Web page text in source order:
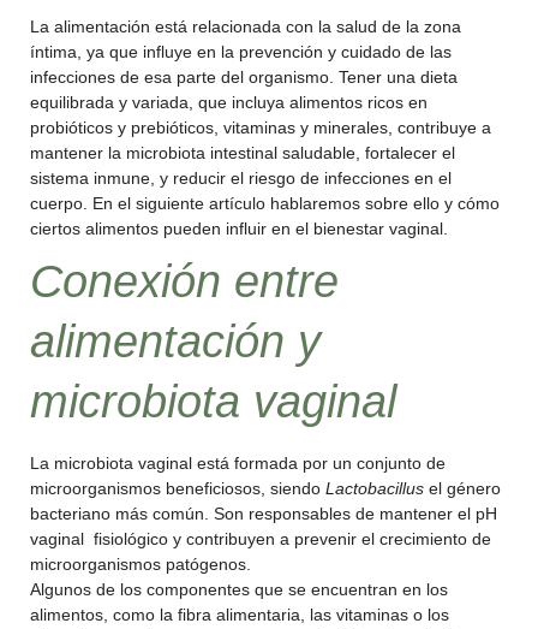
La alimentación está relacionada con la salud de la zona
íntima, ya que influye en la prevención y cuidado de las
infecciones de esa parte del organismo. Tener una dieta
equilibrada y variada, que incluya alimentos ricos en
probióticos y prebióticos, vitaminas y minerales, contribuye a
mantener la microbiota intestinal saludable, fortalecer el
sistema inmune, y reducir el riesgo de infecciones en el
cuerpo. En el siguiente artículo hablaremos sobre ello y cómo
ciertos alimentos pueden influir en el bienestar vaginal.
Conexión entre
alimentación y
microbiota vaginal
La microbiota vaginal está formada por un conjunto de
microorganismos beneficiosos, siendo Lactobacillus el género
bacteriano más común. Son responsables de mantener el pH
vaginal fisiológico y contribuyen a prevenir el crecimiento de
microorganismos patógenos.
Algunos de los componentes que se encuentran en los
alimentos, como la fibra alimentaria, las vitaminas o los